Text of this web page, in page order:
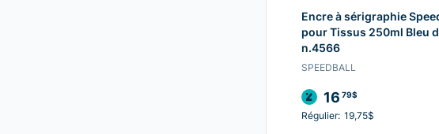
Encre à sérigraphie
pour Tissus 250ml Bleu
n.4566
SPEEDBALL
16 79$
Régulier: 19,75$